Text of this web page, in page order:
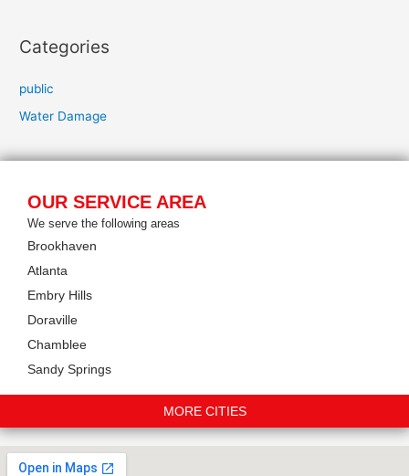
Categories
public
Water Damage
OUR SERVICE AREA
We serve the following areas
Brookhaven
Atlanta
Embry Hills
Doraville
Chamblee
Sandy Springs
MORE CITIES